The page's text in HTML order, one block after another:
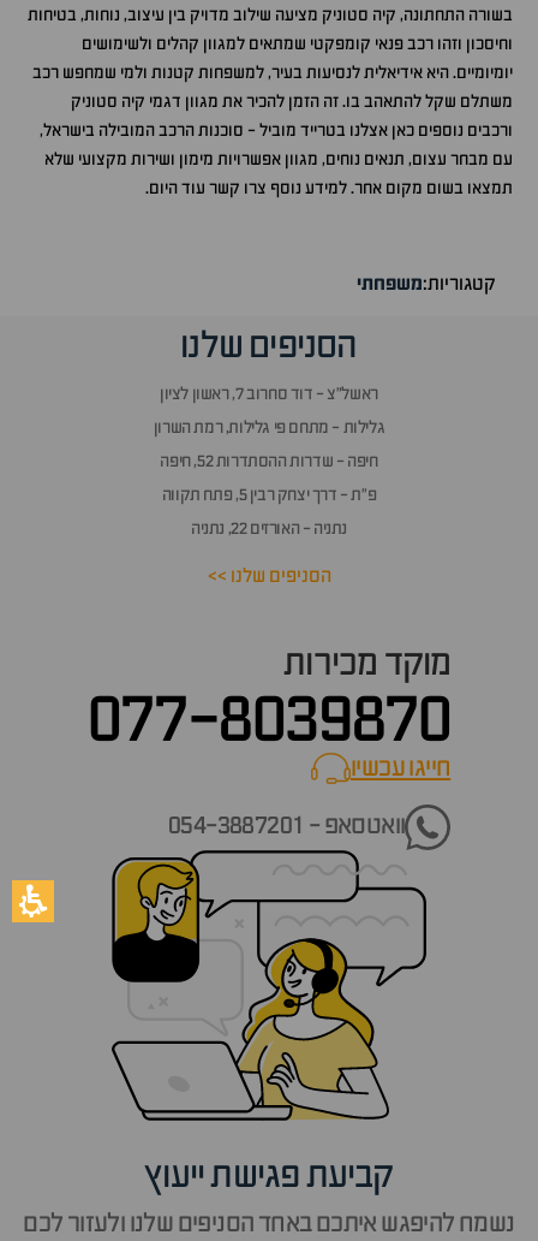
בשורה התחתונה, קיה סטוניק מציעה שילוב מדויק בין עיצוב, נוחות, בטיחות
וחיסכון וזהו רכב פנאי קומפקטי שמתאים למגוון קהלים ולשימושים
יומיומיים. היא אידיאלית לנסיעות בעיר, למשפחות קטנות ולמי שמחפש רכב
משתלם שקל להתאהב בו. זה הזמן להכיר את מגוון דגמי קיה סטוניק
ורכבים נוספים כאן אצלנו בטרייד מוביל - סוכנות הרכב המובילה בישראל,
עם מבחר עצום, תנאים נוחים, מגוון אפשרויות מימון ושירות מקצועי שלא
תמצאו בשום מקום אחר. למידע נוסף צרו קשר עוד היום.
קטגוריות:משפחתי
הסניפים שלנו
ראשל״צ - דוד סחרוב 7, ראשון לציון
גלילות - מתחם פי גלילות, רמת השרון
חיפה - שדרות ההסתדרות 52, חיפה
פ״ת - דרך יצחק רבין 5, פתח תקווה
נתניה - האורזים 22, נתניה
הסניפים שלנו >>
מוקד מכירות
077-8039870
חייגו עכשיוcall now
וואטסאפ - 054-3887201
קביעת פגישת ייעוץ
נשמח להיפגש איתכם באחד הסניפים שלנו ולעזור לכם